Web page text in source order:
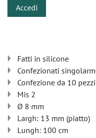
Accedi
Fatti in silicone
Confezionati
Confezione da 10 pezzi
Mis 2
Ø 8 mm
Largh: 13 mm (piatto)
Lungh: 100 cm